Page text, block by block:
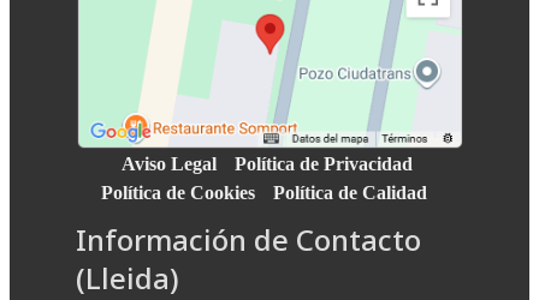
Aviso Legal
Política de Privacidad
Política de Cookies
Política de Calidad
Información de Contacto
(Lleida)